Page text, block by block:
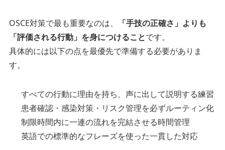
OSCE対策で最も重要なのは、
「手技の正確さ」よりも
「評価される行動」を身につけることです。
具体的には以下の点を最優先で準備する必要がありま
す。
すべての行動に理由を持ち、声に出して説明する練習
患者確認・感染対策・リスク管理を必ずルーティン化
制限時間内に一連の流れを完結させる時間管理
英語での標準的なフレーズを使った一貫した対応